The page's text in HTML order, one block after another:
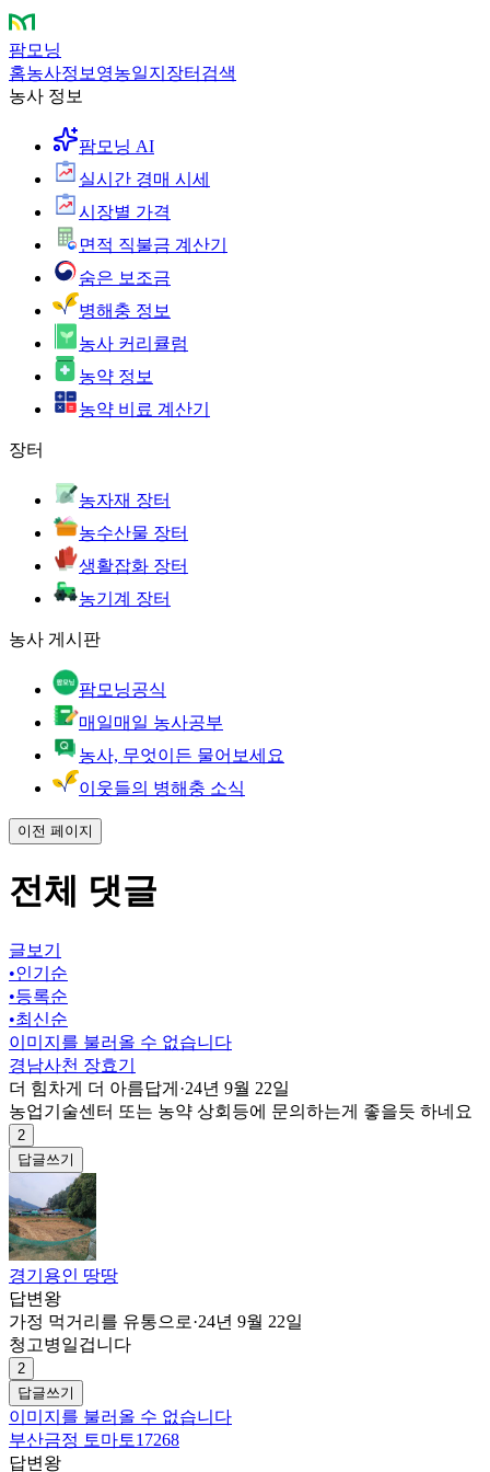
팜모닝
홈농사정보 영농일지 장터 검색
농사 정보
팜모닝 AI
실시간 경매 시세
시장별 가격
면적 직불금 계산기
숨은 보조금
병해충 정보
농사 커리큘럼
농약 정보
농약 비료 계산기
장터
농자재 장터
농수산물 장터
생활잡화 장터
농기계 장터
농사 게시판
팜모닝공식
매일매일 농사공부
농사, 무엇이든 물어보세요
이웃들의 병해충 소식
이전 페이지
전체 댓글
글보기
•인기순
•등록순
•최신순
이미지를 불러올 수 없습니다
경남사천 장효기
더 힘차게 더 아름답게 ·24년 9월 22일
농업기술센터 또는 농약 상회등에 문의하는게 좋을듯 하네요
2
답글쓰기
경기용인 땅땅
답변왕
가정 먹거리를 유통으로·24년 9월 22일
청고병일겁니다
2
답글쓰기
이미지를 불러올 수 없습니다
부산금정 토마토17268
답변왕